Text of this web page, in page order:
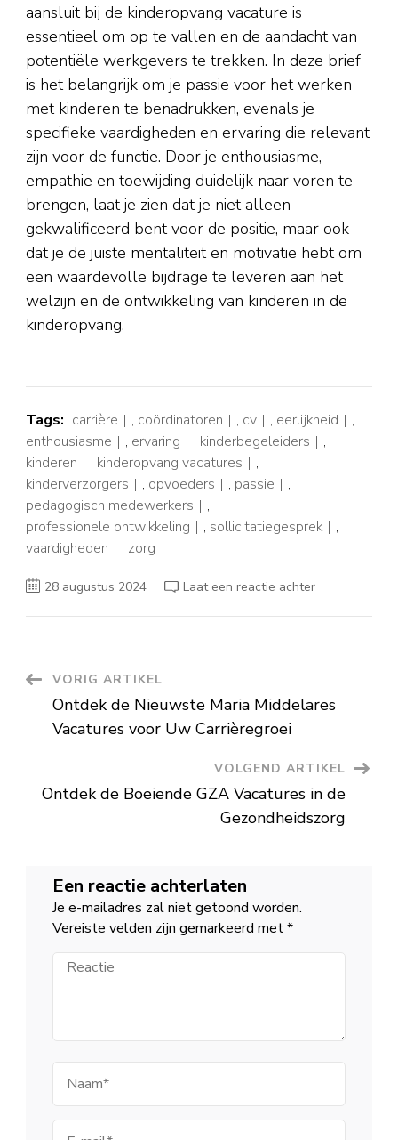
aansluit bij de kinderopvang vacature is
essentieel om op te vallen en de aandacht van
potentiële werkgevers te trekken. In deze brief
is het belangrijk om je passie voor het werken
met kinderen te benadrukken, evenals je
specifieke vaardigheden en ervaring die relevant
zijn voor de functie. Door je enthousiasme,
empathie en toewijding duidelijk naar voren te
brengen, laat je zien dat je niet alleen
gekwalificeerd bent voor de positie, maar ook
dat je de juiste mentaliteit en motivatie hebt om
een waardevolle bijdrage te leveren aan het
welzijn en de ontwikkeling van kinderen in de
kinderopvang.
Tags: carrière , coördinatoren , cv , eerlijkheid
,
enthousiasme
, ervaring , kinderbegeleiders
,
kinderen
, kinderopvang vacatures
,
kinderverzorgers
, opvoeders , passie
,
pedagogisch medewerkers
,
professionele ontwikkeling
, sollicitatiegesprek
,
vaardigheden
, zorg
28 augustus 2024 Laat een reactie achterop
Berichtnavigatie
VORIG ARTIKEL
Ontdek de Nieuwste Maria Middelares
Vacatures voor Uw Carrièregroei
VOLGEND ARTIKEL
Ontdek de Boeiende GZA Vacatures in de
Gezondheidszorg
Een reactie achterlaten
Je e-mailadres zal niet getoond worden.
Vereiste velden zijn gemarkeerd met*
Reactie